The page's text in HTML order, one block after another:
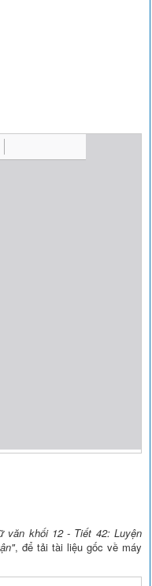
văn khối 12 - Tiết 42: Luyện
, để tải tài liệu gốc về máy